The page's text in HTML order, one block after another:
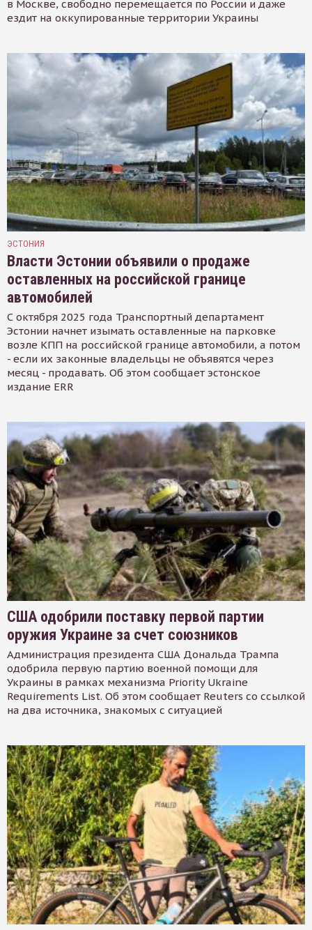
в Москве, свободно перемещается по России и даже
ездит на оккупированные территории Украины
ЭСТОНИЯ
Власти Эстонии объявили о продаже
оставленных на российской границе
автомобилей
С октября 2025 года Транспортный департамент
Эстонии начнет изымать оставленные на парковке
возле КПП на российской границе автомобили, а потом
- если их законные владельцы не объявятся через
месяц - продавать. Об этом сообщает эстонское
издание ERR
США одобрили поставку первой партии
оружия Украине за счет союзников
Администрация президента США Дональда Трампа
одобрила первую партию военной помощи для
Украины в рамках механизма Priority Ukraine
Requirements List. Об этом сообщает Reuters со ссылкой
на два источника, знакомых с ситуацией